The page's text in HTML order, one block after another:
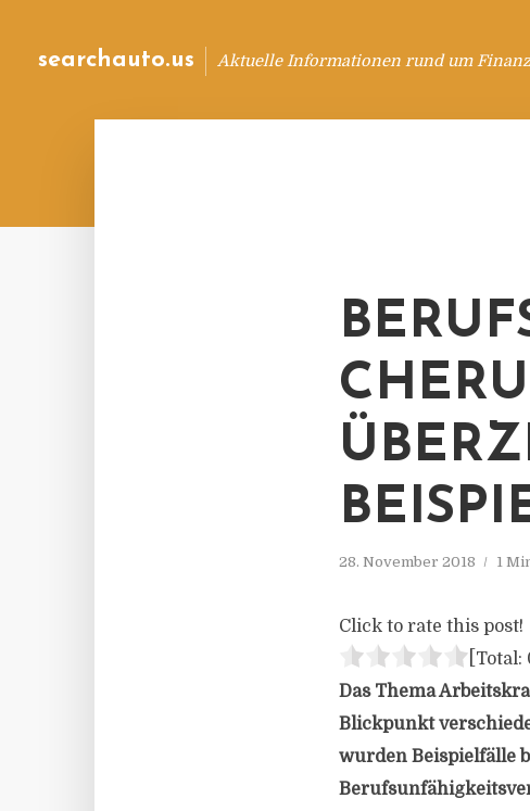
searchauto.us Aktuelle Informationen rund um
28. November 2018 1
Click to rate this post!
[Total:
Das Thema
Blickpunkt
wurden Beispielfälle